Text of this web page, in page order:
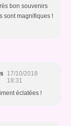
bon souvenirs
sont magnifiques !
17/10/2018
18:31
éclatées !